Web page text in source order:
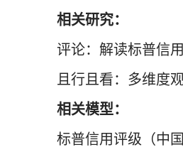
相关研究：
评论：解读标普信
且行且看：多维度
相关模型：
标普信用评级（中